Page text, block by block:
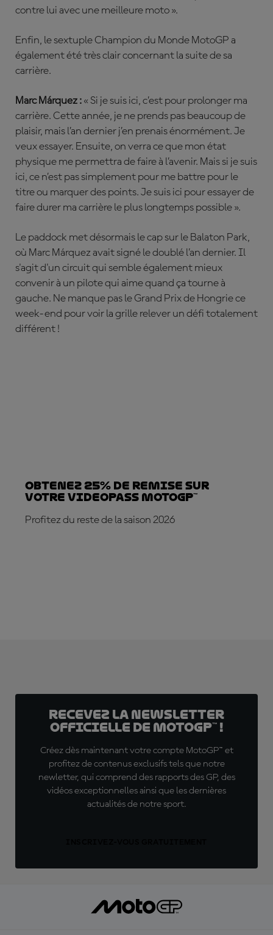
contre lui avec une meilleure moto ».
Enfin, le sextuple Champion du Monde MotoGP a
également été très clair concernant la suite de sa
carrière.
Marc Márquez : « Si je suis ici, c’est pour prolonger ma
carrière. Cette année, je ne prends pas beaucoup de
plaisir, mais l’an dernier j’en prenais énormément. Je
veux essayer. Ensuite, on verra ce que mon état
physique me permettra de faire à l’avenir. Mais si je suis
ici, ce n’est pas simplement pour me battre pour le
titre ou marquer des points. Je suis ici pour essayer de
faire durer ma carrière le plus longtemps possible ».
Le paddock met désormais le cap sur le Balaton Park,
où Marc Márquez avait signé le doublé l’an dernier. Il
s'agit d'un circuit qui semble également mieux
convenir à un pilote qui aime quand ça tourne à
gauche. Ne manque pas le Grand Prix de Hongrie ce
week-end pour voir la grille relever un défi totalement
différent !
Obtenez 25% de REMISE sur
votre VideoPass MotoGP™
Profitez du reste de la saison 2026
Recevez la Newsletter
officielle de MotoGP™ !
Créez dès maintenant votre compte MotoGP™ et
profitez de contenus exclusifs tels que notre
newletter, qui comprend des rapports des GP, des
vidéos exceptionnelles ainsi que les dernières
actualités de notre sport.